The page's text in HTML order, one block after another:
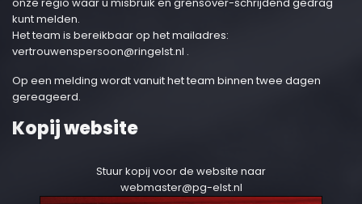
kunt melden.
Het team is bereikbaar op het mailadres:
vertrouwenspersoon@ringelst.nl .
Op een melding wordt vanuit het team binnen twee dagen
gereageerd.
Kopij website
Stuur kopij voor de website naar
webmaster@pg-elst.nl